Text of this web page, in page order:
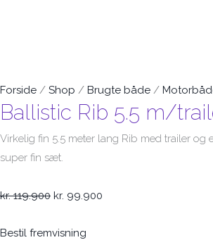
Forside / Shop / Brugte både /
Ballistic Rib 5.5 m/
Virkelig fin 5.5 meter lang Rib med trailer og
super fin sæt.
kr.119.900 kr. 99.900
Bestil fremvisning